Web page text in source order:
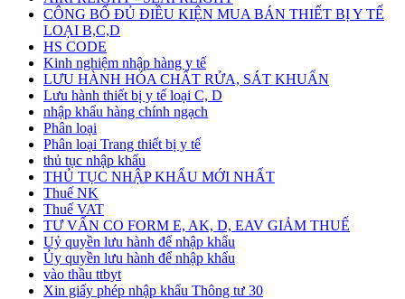
CÔNG BỐ ĐỦ ĐIỀU KIỆN MUA BÁN THIẾT BỊ Y TẾ
LOẠI B,C,D
HS CODE
Kinh nghiệm nhập hàng y tế
LƯU HÀNH HÓA CHẤT RỬA, SÁT KHUẨN
Lưu hành thiết bị y tế loại C, D
nhập khẩu hàng chính ngạch
Phân loại
Phân loại Trang thiết bị y tế
thủ tục nhập khẩu
THỦ TỤC NHẬP KHẨU MỚI NHẤT
Thuế NK
Thuế VAT
TƯ VẤN CO FORM E, AK, D, EAV GIẢM THUẾ
Uỷ quyền lưu hành để nhập khẩu
Ủy quyền lưu hành để nhập khẩu
vào thầu ttbyt
Xin giấy phép nhập khẩu Thông tư 30